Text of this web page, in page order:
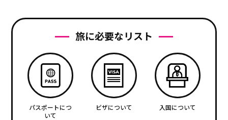
旅に必要なリスト
パスポートにつ
いて
ビザについて 入国について